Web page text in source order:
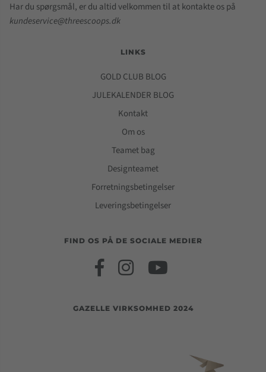
Har du spørgsmål, er du altid velkommen til at kontakte os på
kundeservice@threescoops.dk
LINKS
GOLD CLUB BLOG
JULEKALENDER BLOG
Kontakt
Om os
Teamet bag
Designteamet
Forretningsbetingelser
Leveringsbetingelser
FIND OS PÅ DE SOCIALE MEDIER
GAZELLE VIRKSOMHED 2024